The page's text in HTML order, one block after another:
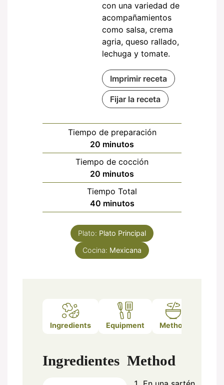
con una variedad de
acompañamientos
como salsa, crema
agria, queso rallado,
lechuga y tomate.
Imprimir receta
Fijar la receta
Tiempo de preparación
20 minutos
minutos
Tiempo de cocción
20 minutos
minutos
Tiempo Total
40minutos
minutos
Plato: Plato Principal
Cocina: Mexicana
Ingredients Equipment Method
Ingredientes Method